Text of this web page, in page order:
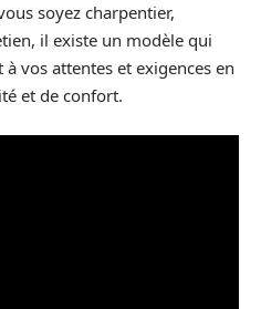
soyez charpentier,
il existe un modèle qui
vos attentes et exigences en
et de confort.